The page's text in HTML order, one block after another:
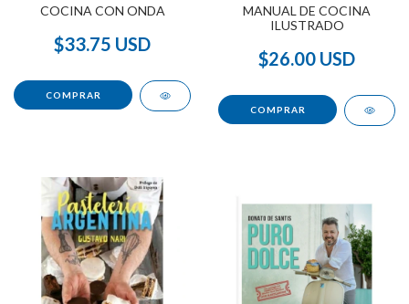
COCINA CON ONDA
$33.75 USD
MANUAL DE COCINA
ILUSTRADO
$26.00 USD